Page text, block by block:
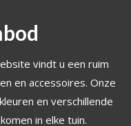
vindt u een ruim
en accessoires. Onze
en verschillende
in elke tuin.